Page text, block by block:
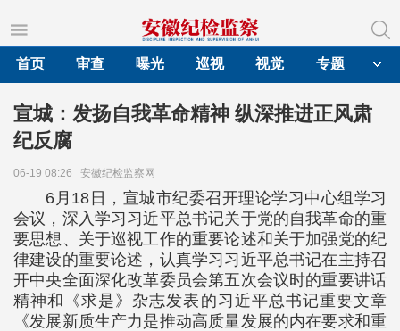
首页
审查 曝光 巡视 视觉 专题
宣城：发扬自我革命精神 纵深推进正风肃
纪反腐
06-19 08:26 安徽纪检监察网
6月18日，宣城市纪委召开理论学习中心组学习
会议，深入学习习近平总书记关于党的自我革命的重
要思想、关于巡视工作的重要论述和关于加强党的纪
律建设的重要论述，认真学习习近平总书记在主持召
开中央全面深化改革委员会第五次会议时的重要讲话
精神和《求是》杂志发表的习近平总书记重要文章
《发展新质生产力是推动高质量发展的内在要求和重